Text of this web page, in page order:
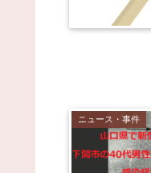
ニュース・事件